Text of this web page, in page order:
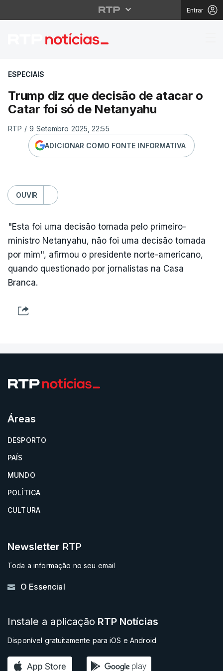
Entrar
Trump diz que
ESPECIAIS
Trump diz que decisão de atacar o
Catar foi só de Netanyahu
RTP / 9 Setembro 2025, 22:55
ADICIONAR COMO FONTE INFORMATIVA
OUVIR
"Esta foi uma decisão tomada pelo primeiro-
ministro Netanyahu, não foi uma decisão tomada
por mim", afirmou o presidente norte-americano,
quando questionado por jornalistas na Casa
Branca.
Áreas
DESPORTO
PAÍS
MUNDO
POLÍTICA
CULTURA
Newsletter RTP
Toda a informação no seu email
O Essencial
Instale a aplicação RTP Notícias
Disponível gratuitamente para iOS e Android